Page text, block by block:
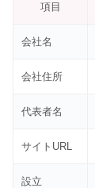
項目
会社名
会社住所
代表者名
サイトURL
設立